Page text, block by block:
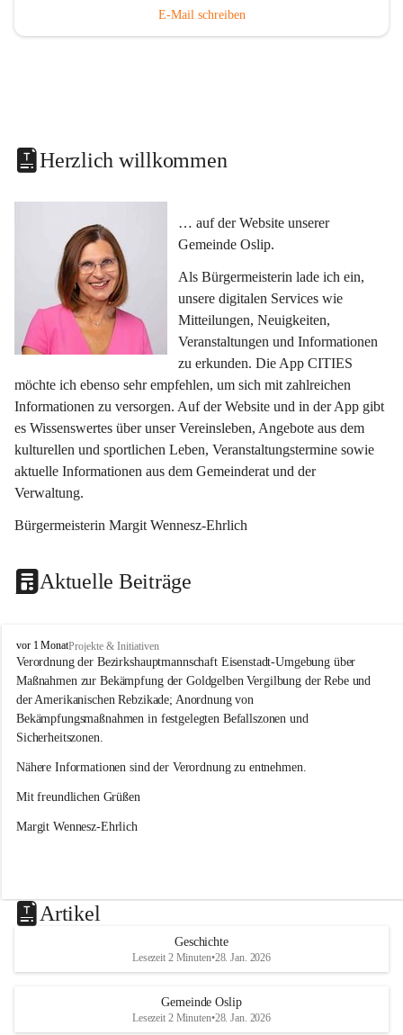
E-Mail schreiben
Herzlich willkommen
… auf der Website unserer
Gemeinde Oslip.
Als Bürgermeisterin lade ich ein,
unsere digitalen Services wie
Mitteilungen, Neuigkeiten,
Veranstaltungen und Informationen
zu erkunden. Die App CITIES
möchte ich ebenso sehr empfehlen, um sich mit zahlreichen
Informationen zu versorgen. Auf der Website und in der App gibt
es Wissenswertes über unser Vereinsleben, Angebote aus dem
kulturellen und sportlichen Leben, Veranstaltungstermine sowie
aktuelle Informationen aus dem Gemeinderat und der
Verwaltung.
Bürgermeisterin Margit Wennesz-Ehrlich
Aktuelle Beiträge
O
s
l
i
p
vor 1 MonatProjekte & Initiativen
Verordnung der Bezirkshauptmannschaft Eisenstadt-Umgebung über
Maßnahmen zur Bekämpfung der Goldgelben Vergilbung der Rebe und
der Amerikanischen Rebzikade; Anordnung von
Bekämpfungsmaßnahmen in festgelegten Befallszonen und
Sicherheitszonen.
Nähere Informationen sind der Verordnung zu entnehmen.
Mit freundlichen Grüßen
Margit Wennesz-Ehrlich
Artikel
Geschichte
Lesezeit 2 Minuten•28. Jan. 2026
Gemeinde Oslip
Lesezeit 2 Minuten•28. Jan. 2026